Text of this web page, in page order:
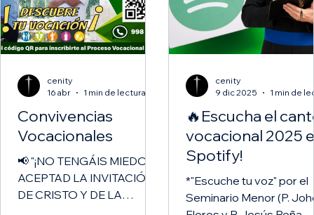
Convivencias
Vocacionales
📢 "¡NO TENGÁIS MIEDO,
ACEPTAD LA INVITACIÓN
DE CRISTO Y DE LA
cenity
16 abr
1 min de lectura
🔥Escucha el
vocacional 2025
Spotify!
*"Escuche tu voz" por el
Seminario Menor (P.
cenity
9 dic 2025